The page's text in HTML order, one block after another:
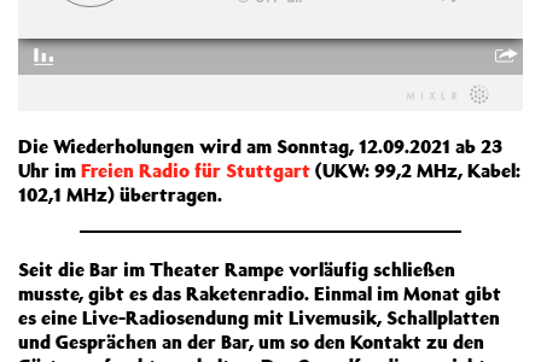
Die Wiederholungen wird am Sonntag, 12.09.2021 ab 23
Uhr im Freien Radio für Stuttgart (UKW: 99,2 MHz, Kabel:
102,1 MHz) übertragen.
Seit die Bar im Theater Rampe vorläufig schließen
musste, gibt es das Raketenradio. Einmal im Monat gibt
es eine Live-Radiosendung mit Livemusik, Schallplatten
und Gesprächen an der Bar, um so den Kontakt zu den